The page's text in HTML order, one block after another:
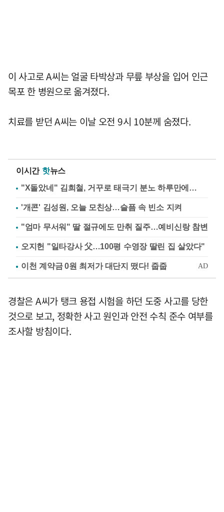
이 사고로 A씨는 얼굴 타박상과 무릎 부상을 입어 인근
목포 한 병원으로 옮겨졌다.
치료를 받던 A씨는 이날 오전 9시 10분께 숨졌다.
이시간 핫뉴스
"X돌았네" 김희철, 거꾸로 태극기 분노 하루만에…
'개콘' 김성원, 오늘 모친상…슬픔 속 빈소 지켜
"엄마 무서워" 딸 절규에도 만취 질주…예비신랑 참변
오지헌 "일타강사 父…100평 수영장 딸린 집 살았다"
경찰은 A씨가 탱크 용접 시험을 하던 도중 사고를 당한
것으로 보고, 정확한 사고 원인과 안전 수칙 준수 여부를
조사할 방침이다.